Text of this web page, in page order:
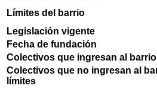
Límites del barrio
Legislación vigente
Fecha de fundación
Colectivos que ingresan al barrio
Colectivos que no ingresan al
límites